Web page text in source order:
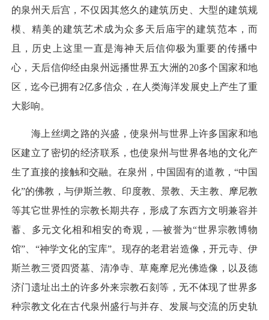
的泉州天后宫，不仅因其悠久的建筑历史、大型的建筑规
模、精美的建筑艺术成为众多天后庙宇的建筑范本，而
且，历史上这里一直是海神天后信仰极为重要的传播中
心，天后信仰经由泉州远播世界五大洲的20多个国家和地
区，迄今已拥有2亿多信众，在人类海洋发展史上产生了重
大影响。
海上丝绸之路的兴盛，使泉州与世界上许多国家和地
区建立了密切的经济联系，也使泉州与世界各地的文化产
生了直接的接触和交融。在泉州，中国固有的道教，“中国
化”的佛教，与伊斯兰教、印度教、景教、天主教、摩尼教
等其它世界性的宗教长期共存，形成了东西方文明兼容并
蓄、多元文化相和相安的奇观，—被誉为“世界宗教博物
馆”、“神学文化的宝库”。现存的老君岩造像，开元寺、伊
斯兰教三贤四贤墓、清净寺、草庵摩尼光佛造像，以及德
济门遗址出土的许多外来宗教石刻等，无不体现了世界多
种宗教文化在古代泉州盛行与并存、发展与交流的历史轨